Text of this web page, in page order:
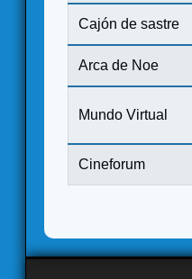
Cajón de sastre
Arca de Noe
Mundo Virtual
Cineforum